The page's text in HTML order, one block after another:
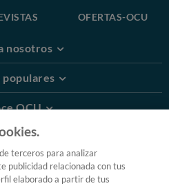
OFERTAS-OCU
nosotros
populares
OCU
OCU
de contratación de OCU
terceros para analizar
publicidad relacionada con tus
elaborado a partir de tus